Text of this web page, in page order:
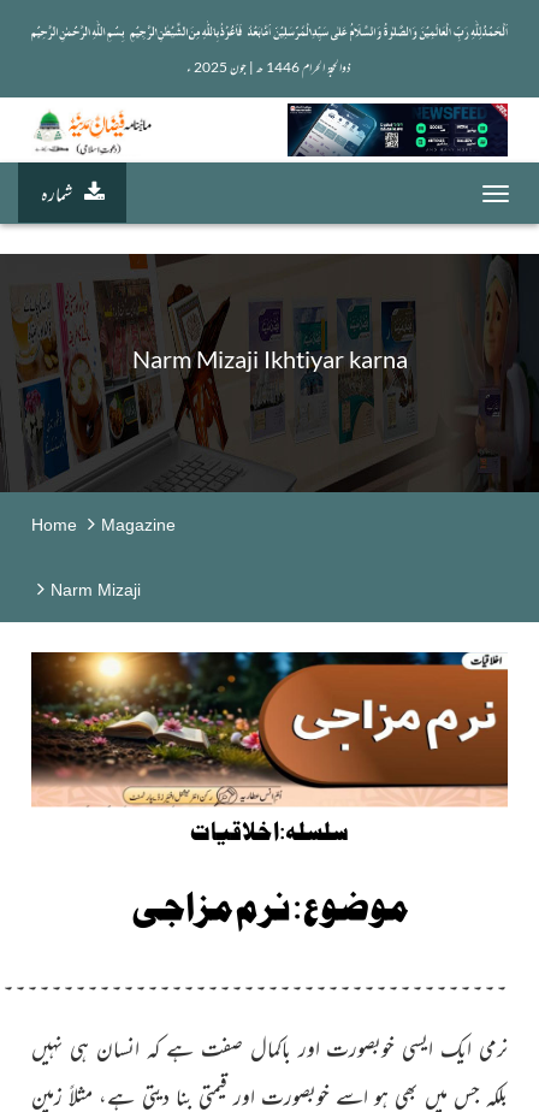
ذوالحجۃ الحرام 1446 ھ | جون 2025 ء
شمارہ
Narm Mizaji Ikhtiyar karna
Home Magazine
Narm Mizaji
سلسلہ:اخلاقیات
موضوع: نرم مزاجی
نرمی ایک ایسی خوبصورت اور باکمال صفت ہے کہ انسان ہی نہیں
بلکہ جس میں بھی ہو اسے خوبصورت اور قیمتی بنا دیتی ہے، مثلاً زمین